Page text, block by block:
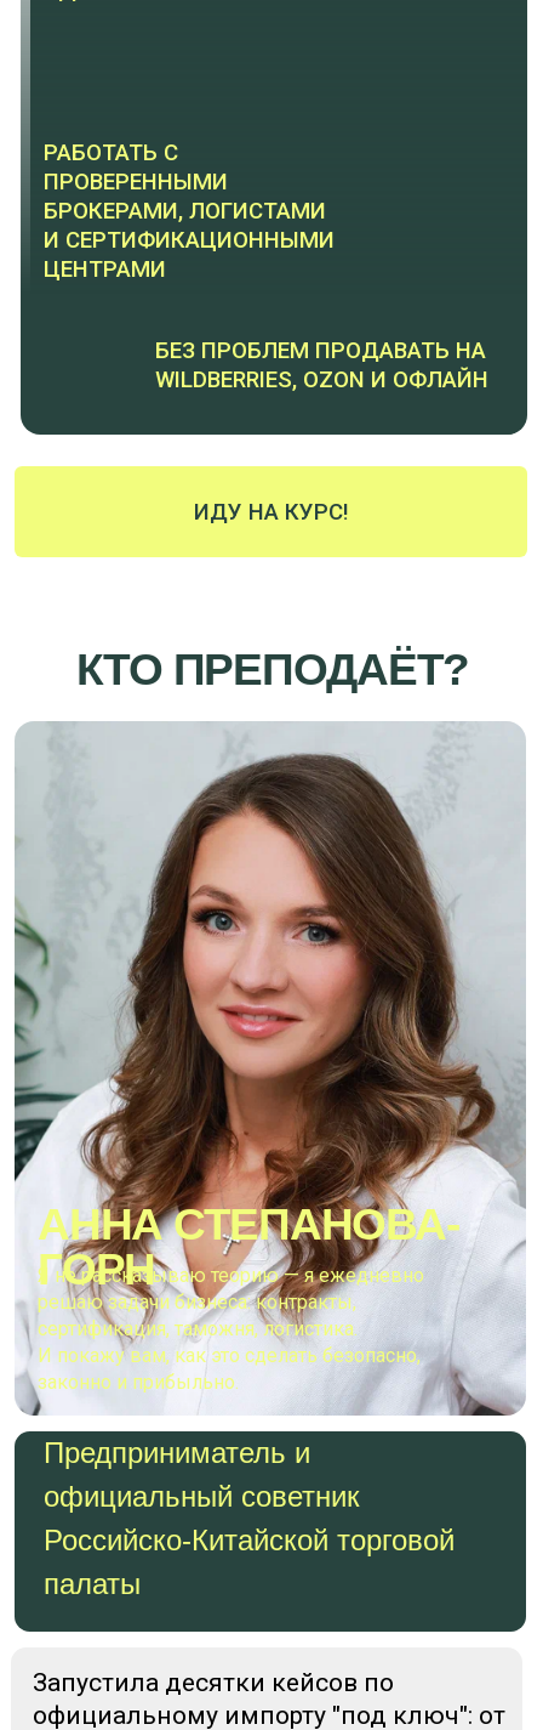
ХОЧУ НА КУРС
Сама прошла путь "с нуля" - не по
книжке, а по-настоящему - от
закупок для себя до создания
своего бренда БАДов в Китае
6+ ЛЕТ
проводит официальные
ТАРИФЫ
ЕСТЬ ПРОМОКОД? ВВЕДИ ЕГО НА СТРАНИЦЕ
Все необходимые шаблоны документов и
образцы их заполнения (договора, инвойсы,
спецификации, пэкинг листы, маркировки)
Доступ к урокам и всем материалам курса –6
месяцевс момента оплаты
Без обратной связи
Проходите обучениев удобные для вас дни и
Все необходимые контакты проверенных
подрядчиков(брокеры, сертификационные
центры и транспортные компании)
Записанные видео урокина
специализированной платформе для обучения
35 000
РУБ
20 990
РУБ
ЗАБРАТЬ МЕСТО
Все необходимыеконтакты проверенных
подрядчиков(брокеры, сертификационные
Проходите обучениев удобные для вас дни и
Записанные видео урокина
Getcourse
ОСНОВНОЙ ПЛЮС